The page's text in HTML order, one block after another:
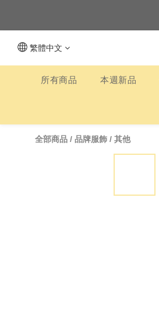
繁體中文
所有商品 本週新品
全部商品 / 品牌服飾 / 其他